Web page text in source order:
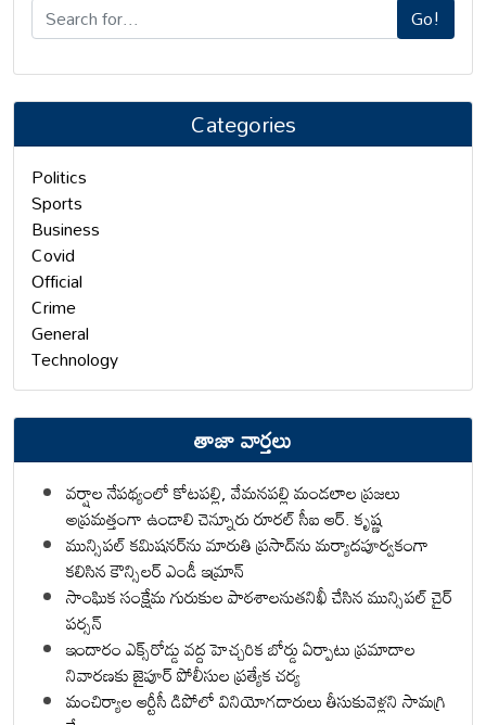
Go!
Categories
Politics
Sports
Business
Covid
Official
Crime
General
Technology
తాజా వార్తలు
వర్షాల నేపథ్యంలో కోటపల్లి, వేమనపల్లి మండలాల ప్రజలు
అప్రమత్తంగా ఉండాలి చెన్నూరు రూరల్ సీఐ ఆర్. కృష్ణ
మున్సిపల్ కమిషనర్‌ను మారుతి ప్రసాద్‌ను మర్యాదపూర్వకంగా
కలిసిన కౌన్సిలర్ ఎండీ ఇమ్రాన్ ​
సాంఘిక సంక్షేమ గురుకుల పాఠశాలనుతనిఖీ చేసిన మున్సిపల్ చైర్
పర్సన్
ఇందారం ఎక్స్‌రోడ్డు వద్ద హెచ్చరిక బోర్డు ఏర్పాటు ప్రమాదాల
నివారణకు జైపూర్ పోలీసుల ప్రత్యేక చర్య
మంచిర్యాల ఆర్టీసీ డిపోలో వినియోగదారులు తీసుకువెళ్లని సామగ్రి